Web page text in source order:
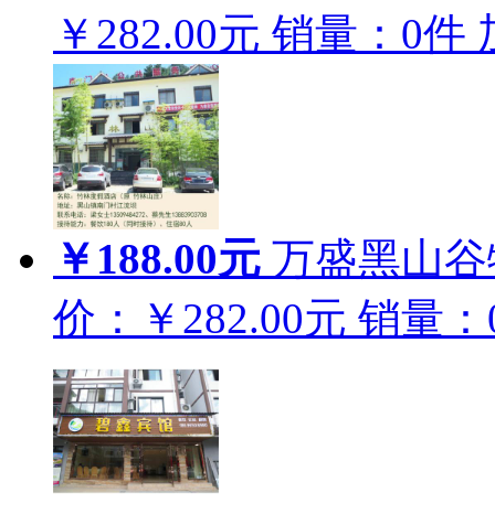
￥282.00元 销量： 0件
￥188.00元 万盛黑山
价：￥282.00元 销量：